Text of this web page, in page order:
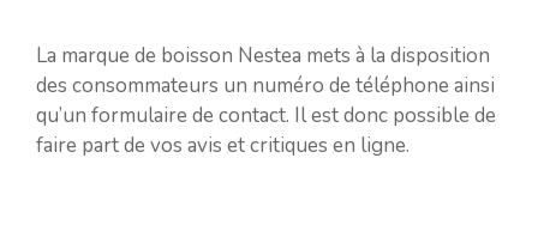
La marque de boisson Nestea mets à la disposition
des consommateurs un numéro de téléphone ainsi
qu’un formulaire de contact. Il est donc possible de
faire part de vos avis et critiques en ligne.